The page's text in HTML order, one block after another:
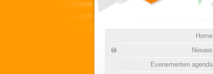
Home
Nieuws
Evenementen agenda